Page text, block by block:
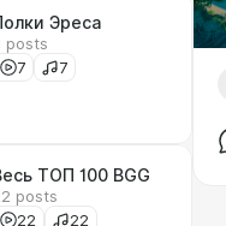
Эреса
posts
7
7
ТОП 100 BGG
posts
22
22